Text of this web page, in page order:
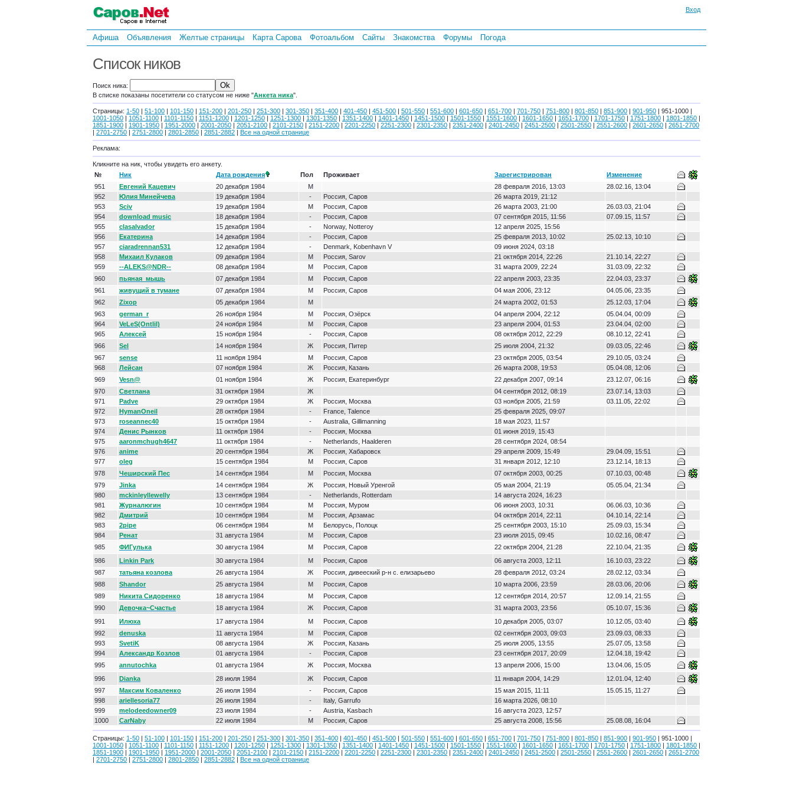
Вход
Афиша Объявления Желтые страницы Карта Сарова Фотоальбом Сайты Знакомства Форумы Погода
Список ников
Поиск ника:
В списке показаны посетители со статусом не ниже "Анкета ника".
Страницы: 1-50 | 51-100 | 101-150 | 151-200 | 201-250 | 251-300 | 301-350 | 351-400 | 401-450 | 451-500 | 501-550 | 551-600 | 601-650 | 651-700 | 701-750 | 751-800 | 801-850 | 851-900 | 901-950 | 951-1000 |
1001-1050 | 1051-1100 | 1101-1150 | 1151-1200 | 1201-1250 | 1251-1300 | 1301-1350 | 1351-1400 | 1401-1450 | 1451-1500 | 1501-1550 | 1551-1600 | 1601-1650 | 1651-1700 | 1701-1750 | 1751-1800 | 1801-1850 |
1851-1900 | 1901-1950 | 1951-2000 | 2001-2050 | 2051-2100 | 2101-2150 | 2151-2200 | 2201-2250 | 2251-2300 | 2301-2350 | 2351-2400 | 2401-2450 | 2451-2500 | 2501-2550 | 2551-2600 | 2601-2650 | 2651-2700
| 2701-2750 | 2751-2800 | 2801-2850 | 2851-2882 | Все на одной странице
Реклама:
Кликните на ник, чтобы увидеть его анкету.
№
Ник Дата рождения Пол Проживает Зарегистрирован
Изменение
951
Евгений Кацевич 20 декабря 1984 М 28 февраля 2016, 13:03
28.02.16, 13:04
952
Юлия Минейчева 19 декабря 1984 - Россия, Саров
26 марта 2019, 21:12
953
Sciv 19 декабря 1984 М Россия, Саров 26 марта 2003, 21:00
26.03.03, 21:04
954
download music 18 декабря 1984 - Россия, Саров 07 сентября 2015, 11:56
07.09.15, 11:57
955
clasalvador 15 декабря 1984 - Norway, Notteroy
12 апреля 2025, 15:56
956
Екатерина 14 декабря 1984 - Россия, Саров 25 февраля 2013, 10:02
25.02.13, 10:10
957
ciaradrennan531 12 декабря 1984 - Denmark, Kobenhavn V
09 июня 2024, 03:18
958
Михаил Кулаков 09 декабря 1984 М Россия, Sarov 21 октября 2014, 22:26
21.10.14, 22:27
959
--ALEKS@NDR-- 08 декабря 1984 М Россия, Саров 31 марта 2009, 22:24
31.03.09, 22:32
960
пьяная_мышь 07 декабря 1984 М Россия, Саров 22 апреля 2003, 23:35
22.04.03, 23:37
961
живущий в тумане 07 декабря 1984 М Россия, Саров 04 мая 2006, 23:12
04.05.06, 23:35
962
Zixop 05 декабря 1984 М 24 марта 2002, 01:53
25.12.03, 17:04
963
german_r 26 ноября 1984 М Россия, Озёрск 04 апреля 2004, 22:12
05.04.04, 00:09
964
VeLeS(Ontlil) 24 ноября 1984 М Россия, Саров 23 апреля 2004, 01:53
23.04.04, 02:00
965
Алексей 15 ноября 1984 - Россия, Саров 08 октября 2012, 22:29
08.10.12, 22:41
966
Sel 14 ноября 1984 Ж Россия, Питер 25 июля 2004, 21:32
09.03.05, 22:46
967
sense 11 ноября 1984 М Россия, Саров 23 октября 2005, 03:54
29.10.05, 03:24
968
Лейсан 07 ноября 1984 Ж Россия, Казань 26 марта 2008, 19:53
05.04.08, 12:06
969
Vesn@ 01 ноября 1984 Ж Россия, Екатеринбург 22 декабря 2007, 09:14
23.12.07, 06:16
970
Светлана 31 октября 1984 Ж 04 сентября 2012, 08:19
23.07.14, 13:03
971
Padve 29 октября 1984 Ж Россия, Москва 03 ноября 2005, 21:59
03.11.05, 22:02
972
HymanOneil 28 октября 1984 - France, Talence
25 февраля 2025, 09:07
973
roseannec40 15 октября 1984 - Australia, Gillimanning
18 мая 2023, 11:57
974
Денис Рынков 11 октября 1984 - Россия, Москва
01 июня 2019, 15:43
975
aaronmchugh4647 11 октября 1984 - Netherlands, Haalderen
28 сентября 2024, 08:54
976
anime 20 сентября 1984 Ж Россия, Хабаровск 29 апреля 2009, 15:49
29.04.09, 15:51
977
oleg 15 сентября 1984 М Россия, Саров 31 января 2012, 12:10
23.12.14, 18:13
978
Чеширский Пес 14 сентября 1984 М Россия, Москва 07 октября 2003, 00:25
07.10.03, 00:48
979
Jinka 14 сентября 1984 Ж Россия, Новый Уренгой 05 мая 2004, 21:19
05.05.04, 21:34
980
mckinleyllewelly 13 сентября 1984 - Netherlands, Rotterdam
14 августа 2024, 16:23
981
Журналюгин 10 сентября 1984 М Россия, Муром 06 июня 2003, 10:31
06.06.03, 10:36
982
Дмитрий 10 сентября 1984 М Россия, Арзамас 04 октября 2014, 22:11
04.10.14, 22:14
983
2pipe 06 сентября 1984 М Белорусь, Полоцк 25 сентября 2003, 15:10
25.09.03, 15:34
984
Ренат 31 августа 1984 М Россия, Саров 23 июля 2015, 09:45
10.02.16, 08:47
985
ФИГулька 30 августа 1984 М Россия, Саров 22 октября 2004, 21:28
22.10.04, 21:35
986
Linkin Park 30 августа 1984 М Россия, Саров 06 августа 2003, 12:11
16.10.03, 23:22
987
татьяна козлова 26 августа 1984 Ж Россия, дивееский р-н с. елизарьево 28 февраля 2012, 03:24
28.02.12, 03:34
988
Shandor 25 августа 1984 М Россия, Саров 10 марта 2006, 23:59
28.03.06, 20:06
989
Никита Сидоренко 18 августа 1984 М Россия, Саров 12 сентября 2014, 20:57
12.09.14, 21:55
990
Девочка~Счастье 18 августа 1984 Ж Россия, Саров 31 марта 2003, 23:56
05.10.07, 15:36
991
Илюха 17 августа 1984 М Россия, Саров 10 декабря 2005, 03:07
10.12.05, 03:40
992
denuska 11 августа 1984 М Россия, Саров 02 сентября 2003, 09:03
23.09.03, 08:33
993
SvetiK 08 августа 1984 Ж Россия, Казань 25 июля 2005, 13:55
25.07.05, 13:58
994
Александр Козлов 01 августа 1984 - Россия, Саров 23 сентября 2017, 20:09
12.04.18, 19:42
995
annutochka 01 августа 1984 Ж Россия, Москва 13 апреля 2006, 15:00
13.04.06, 15:05
996
Dianka 28 июля 1984 Ж Россия, Саров 11 января 2004, 14:29
12.01.04, 12:40
997
Максим Коваленко 26 июля 1984 - Россия, Саров 15 мая 2015, 11:11
15.05.15, 11:27
998
ariellesoria77 26 июля 1984 - Italy, Garrufo
16 марта 2026, 08:10
999
melodeedowner09 23 июля 1984 - Austria, Kasbach
16 августа 2023, 12:57
1000
СarNaby 22 июля 1984 М Россия, Саров 25 августа 2008, 15:56 25.08.08, 16:04
Страницы: 1-50 | 51-100 | 101-150 | 151-200 | 201-250 | 251-300 | 301-350 | 351-400 | 401-450 | 451-500 | 501-550 | 551-600 | 601-650 | 651-700 | 701-750 | 751-800 | 801-850 | 851-900 | 901-950 | 951-1000 |
1001-1050 | 1051-1100 | 1101-1150 | 1151-1200 | 1201-1250 | 1251-1300 | 1301-1350 | 1351-1400 | 1401-1450 | 1451-1500 | 1501-1550 | 1551-1600 | 1601-1650 | 1651-1700 | 1701-1750 | 1751-1800 | 1801-1850 |
1851-1900 | 1901-1950 | 1951-2000 | 2001-2050 | 2051-2100 | 2101-2150 | 2151-2200 | 2201-2250 | 2251-2300 | 2301-2350 | 2351-2400 | 2401-2450 | 2451-2500 | 2501-2550 | 2551-2600 | 2601-2650 | 2651-2700
| 2701-2750 | 2751-2800 | 2801-2850 | 2851-2882 | Все на одной странице